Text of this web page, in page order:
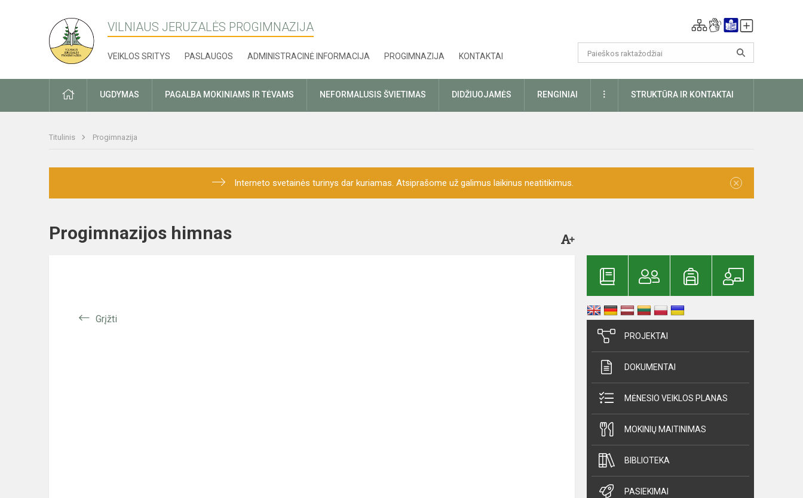
VILNIAUS JERUZALĖS PROGIMNAZIJA
VEIKLOS SRITYS PASLAUGOS ADMINISTRACINĖ INFORMACIJA PROGIMNAZIJA KONTAKTAI
PRADŽIAUGDYMAS PAGALBA MOKINIAMS IR TĖVAMS NEFORMALUSIS ŠVIETIMAS DIDŽIUOJAMĖS RENGINIAI DAUGIAUSTRUKTŪRA IR KONTAKTAI
Titulinis Progimnazija
Interneto svetainės turinys dar kuriamas. Atsiprašome už galimus laikinus neatitikimus. ×
Progimnazijos himnas
Grįžti
PROJEKTAI
DOKUMENTAI
MĖNESIO VEIKLOS PLANAS
MOKINIŲ MAITINIMAS
BIBLIOTEKA
PASIEKIMAI